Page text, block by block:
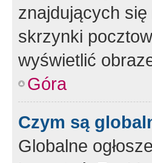
znajdujących
skrzynki
wyświetlić
Góra
Czym są
Globalne